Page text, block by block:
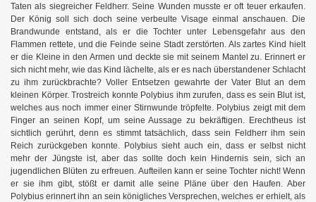
Taten als siegreicher Feldherr. Seine Wunden musste er oft teuer erkaufen.
Der König soll sich doch seine verbeulte Visage einmal anschauen. Die
Brandwunde entstand, als er die Tochter unter Lebensgefahr aus den
Flammen rettete, und die Feinde seine Stadt zerstörten. Als zartes Kind hielt
er die Kleine in den Armen und deckte sie mit seinem Mantel zu. Erinnert er
sich nicht mehr, wie das Kind lächelte, als er es nach überstandener Schlacht
zu ihm zurückbrachte? Voller Entsetzen gewahrte der Vater Blut an dem
kleinen Körper. Trostreich konnte Polybius ihm zurufen, dass es sein Blut ist,
welches aus noch immer einer Stirnwunde tröpfelte. Polybius zeigt mit dem
Finger an seinen Kopf, um seine Aussage zu bekräftigen. Erechtheus ist
sichtlich gerührt, denn es stimmt tatsächlich, dass sein Feldherr ihm sein
Reich zurückgeben konnte. Polybius sieht auch ein, dass er selbst nicht
mehr der Jüngste ist, aber das sollte doch kein Hindernis sein, sich an
jugendlichen Blüten zu erfreuen. Aufteilen kann er seine Tochter nicht! Wenn
er sie ihm gibt, stößt er damit alle seine Pläne über den Haufen. Aber
Polybius erinnert ihn an sein königliches Versprechen, welches er erhielt, als